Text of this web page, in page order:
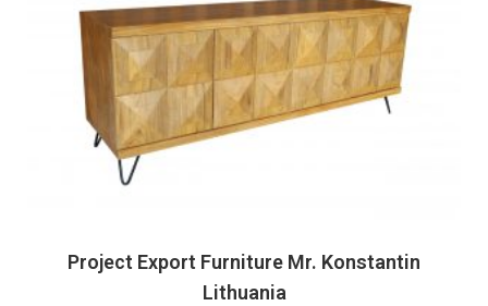
Project Export Furniture Mr. Konstantin
Lithuania